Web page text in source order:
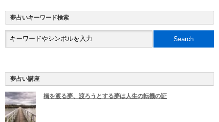
夢占いキーワード検索
夢占い講座
橋を渡る夢、渡ろうとする夢は人生の転機の証